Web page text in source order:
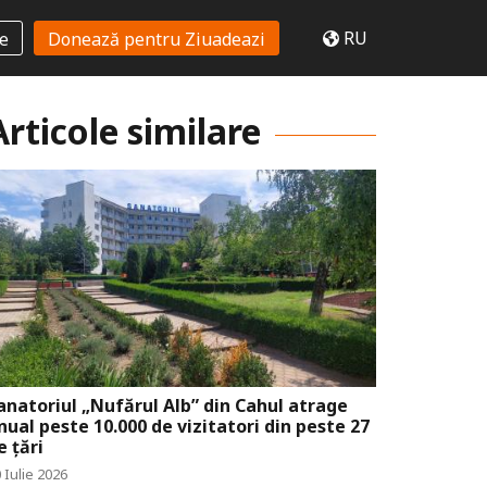
Donează pentru Ziuadeazi RU
similare
„Nufărul Alb” din Cahul atrage
peste 10.000 de vizitatori din peste 27
țări
Iulie 2026